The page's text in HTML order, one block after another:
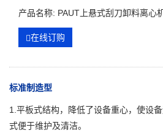
产品名称: PAUT上悬式刮刀卸料离心
在线订购
标准制造型
1.平板式结构，降低了设备重心，使设
式便于维护及清洁。